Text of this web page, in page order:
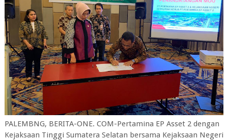
PALEMBNG, BERITA-ONE. COM-Pertamina EP Asset 2 dengan
Kejaksaan Tinggi Sumatera Selatan bersama Kejaksaan Negeri